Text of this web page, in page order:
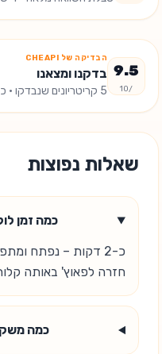
9.5
/10
הבדיקה של CHEAPI
בדקנו ומצאנו
5 קריטריונים שנבדקו ·
שאלות נפוצות
כמה זמן
כ-2 דקות – נפתח
חזרה לפאוץ' באותה
כמה